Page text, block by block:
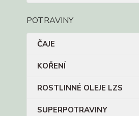
POTRAVINY
ČAJE
KOŘENÍ
ROSTLINNÉ OLEJE LZS
SUPERPOTRAVINY